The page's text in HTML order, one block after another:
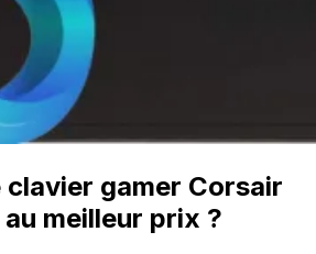
clavier gamer Corsair
meilleur prix ?